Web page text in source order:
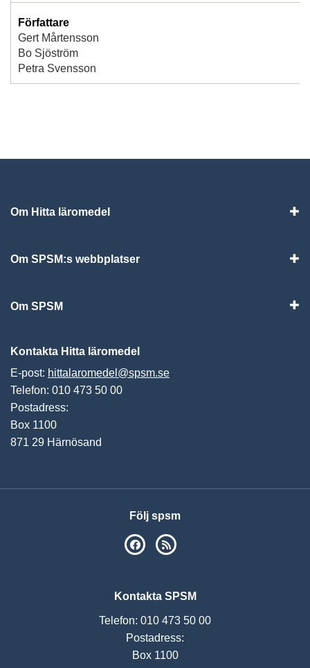
Författare
Gert Mårtensson
Bo Sjöström
Petra Svensson
Om Hitta läromedel
Om SPSM:s webbplatser
Om SPSM
Kontakta Hitta läromedel
E-post: hittalaromedel@spsm.se
Telefon: 010 473 50 00
Postadress:
Box 1100
871 29 Härnösand
Följ spsm
SPSM på Facebook
Kontakta SPSM
Telefon: 010 473 50 00
Postadress:
Box 1100